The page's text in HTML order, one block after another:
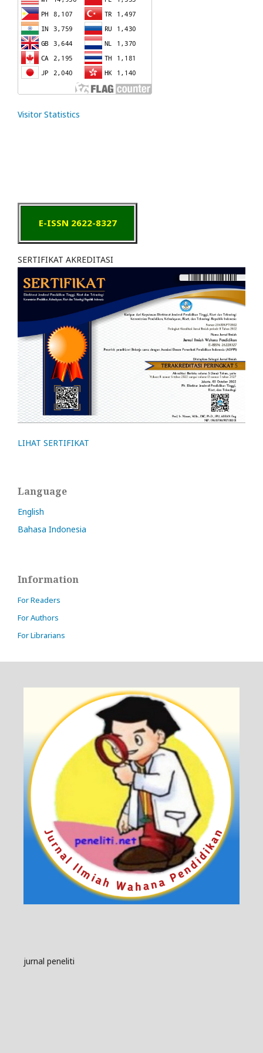
Visitor Statistics
E-ISSN 2622-8327
SERTIFIKAT AKREDITASI
LIHAT SERTIFIKAT
Language
English
Bahasa Indonesia
Information
For Readers
For Authors
For Librarians
jurnal peneliti